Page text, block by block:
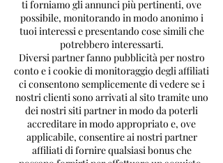
ti forniamo gli annunci più pertinenti, ove
possibile, monitorando in modo anonimo i
tuoi interessi e presentando cose simili che
potrebbero interessarti.
Diversi partner fanno pubblicità per nostro
conto e i cookie di monitoraggio degli affiliati
ci consentono semplicemente di vedere se i
nostri clienti sono arrivati ​​al sito tramite uno
dei nostri siti partner in modo da poterli
accreditare in modo appropriato e, ove
applicabile, consentire ai nostri partner
affiliati di fornire qualsiasi bonus che